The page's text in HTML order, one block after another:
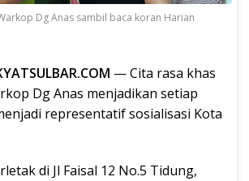
Dg Anas sambil baca koran Harian
— Cita rasa khas
Dg Anas menjadikan setiap
representatif sosialisasi Kota
di Jl Faisal 12 No.5 Tidung,